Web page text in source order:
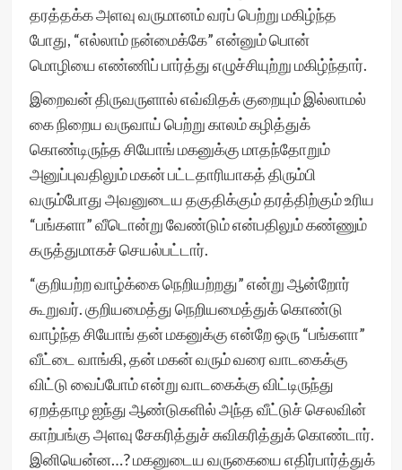
தரத்தக்க அளவு வருமானம் வரப் பெற்று மகிழ்ந்த
போது, “எல்லாம் நன்மைக்கே” என்னும் பொன்
மொழியை எண்ணிப் பார்த்து எழுச்சியுற்று மகிழ்ந்தார்.
இறைவன் திருவருளால் எவ்விதக் குறையும் இல்லாமல்
கை நிறைய வருவாய் பெற்று காலம் கழித்துக்
கொண்டிருந்த சியோங் மகனுக்கு மாதந்தோறும்
அனுப்புவதிலும் மகன் பட்டதாரியாகத் திரும்பி
வரும்போது அவனுடைய தகுதிக்கும் தரத்திற்கும் உரிய
“பங்களா” வீடொன்று வேண்டும் என்பதிலும் கண்ணும்
கருத்துமாகச் செயல்பட்டார்.
“குறியற்ற வாழ்க்கை நெறியற்றது” என்று ஆன்றோர்
கூறுவர். குறியமைத்து நெறியமைத்துக் கொண்டு
வாழ்ந்த சியோங் தன் மகனுக்கு என்றே ஒரு “பங்களா”
வீட்டை வாங்கி, தன் மகன் வரும் வரை வாடகைக்கு
விட்டு வைப்போம் என்று வாடகைக்கு விட்டிருந்து
ஏறத்தாழ ஐந்து ஆண்டுகளில் அந்த வீட்டுச் செலவின்
காற்பங்கு அளவு சேகரித்துச் சுவிகரித்துக் கொண்டார்.
இனியென்ன…? மகனுடைய வருகையை எதிர்பார்த்துக்